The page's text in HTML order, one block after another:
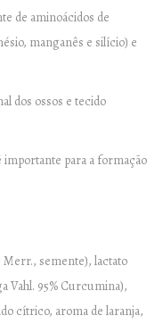
de aminoácidos de
manganês e silício) e
dos ossos e tecido
importante para a formação
Merr., semente), lactato
Vahl. 95% Curcumina),
cítrico, aroma de laranja,